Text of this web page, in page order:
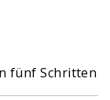
fünf Schritten